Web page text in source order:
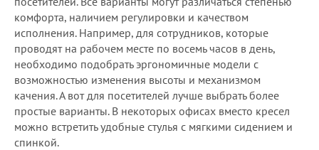
комфорта, наличием регулировки и качеством
исполнения. Например, для сотрудников, которые
проводят на рабочем месте по восемь часов в день,
необходимо подобрать эргономичные модели с
возможностью изменения высоты и механизмом
качения. А вот для посетителей лучше выбрать более
простые варианты. В некоторых офисах вместо кресел
можно встретить удобные стулья с мягкими сидением и
спинкой.